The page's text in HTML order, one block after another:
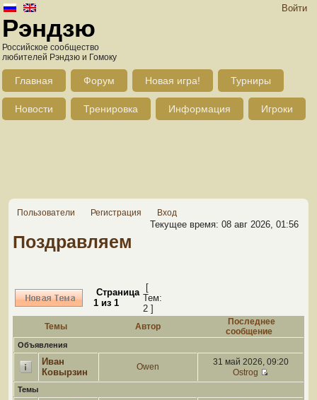
Войти
Рэндзю
Российское сообщество
любителей Рэндзю и Гомоку
Главная Форум Новая игра! Турниры
Новости Тренировка Информация Игроки
Пользователи Регистрация Вход
Текущее время: 08 авг 2026, 01:56
Поздравляем
Страница
1 из 1
[
Тем:
2 ]
Темы Автор
Последнее
сообщение
Объявления
Иван
Ковырзин
Owen
31 май 2026, 09:20
Ostrog
Темы